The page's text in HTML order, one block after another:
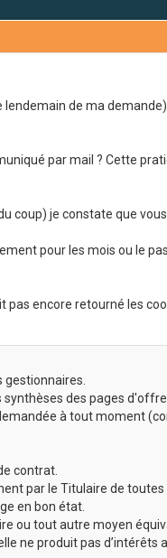
de ma
par mail ? Cette
coup) je constate que
pour les mois ou le
encore retourné les
des pages
à tout moment
contrat.
par le Titulaire de
en bon état.
ou tout autre moyen
ne produit pas d’intérêts